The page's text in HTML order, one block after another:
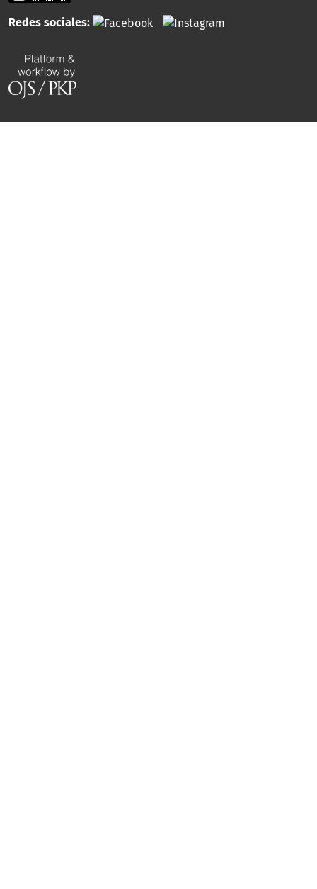
Redes sociales: